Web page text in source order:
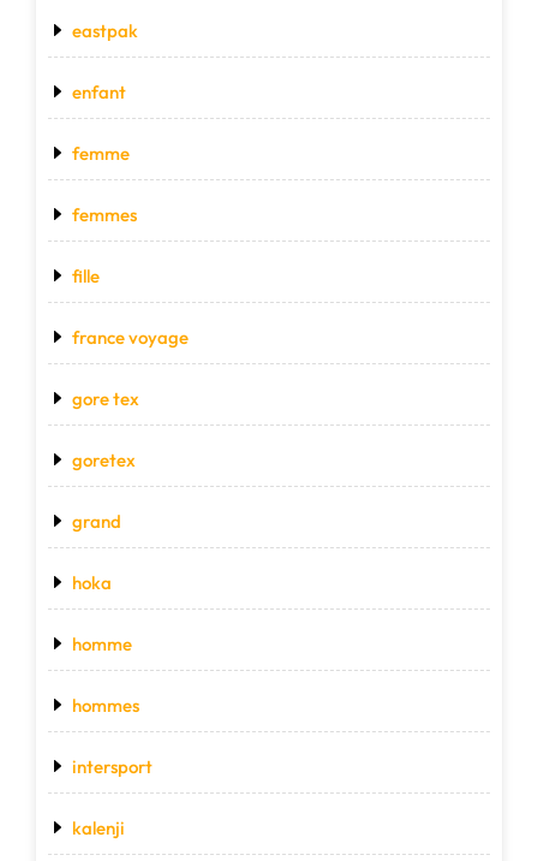
eastpak
enfant
femme
femmes
fille
france voyage
gore tex
goretex
grand
hoka
homme
hommes
intersport
kalenji